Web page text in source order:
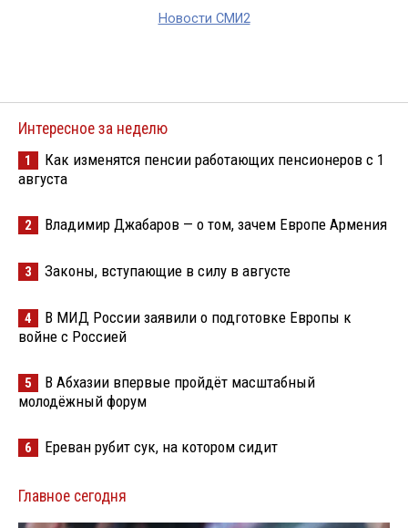
Новости СМИ2
Интересное за неделю
1
Как изменятся пенсии работающих пенсионеров с 1
августа
2 Владимир Джабаров — о том, зачем Европе Армения
3 Законы, вступающие в силу в августе
4
В МИД России заявили о подготовке Европы к
войне с Россией
5
В Абхазии впервые пройдёт масштабный
молодёжный форум
6 Ереван рубит сук, на котором сидит
Главное сегодня